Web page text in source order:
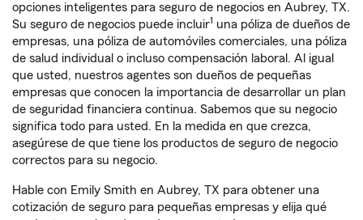
opciones inteligentes para seguro de negocios en Aubrey, TX.
Su seguro de negocios puede incluir1 una póliza de dueños de
empresas, una póliza de automóviles comerciales, una póliza
de salud individual o incluso compensación laboral. Al igual
que usted, nuestros agentes son dueños de pequeñas
empresas que conocen la importancia de desarrollar un plan
de seguridad financiera continua. Sabemos que su negocio
significa todo para usted. En la medida en que crezca,
asegúrese de que tiene los productos de seguro de negocio
correctos para su negocio.
Hable con Emily Smith en Aubrey, TX para obtener una
cotización de seguro para pequeñas empresas y elija qué